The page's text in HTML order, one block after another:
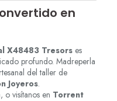
en
X48483 Tresors es
profundo. Madreperla
del taller de
Joyeros.
o visítanos en Torrent